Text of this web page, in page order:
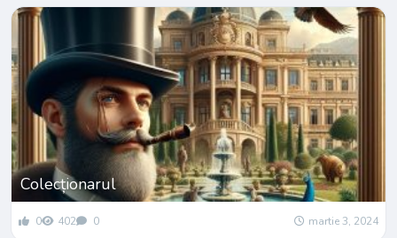
Colecționarul
0 402 0 martie 3, 2024